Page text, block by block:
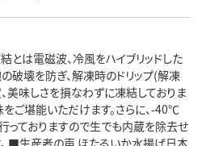
とは電磁波、冷風をハイブリッドした
破壊を防ぎ、解凍時のドリップ(解凍
美味しさを損なわずに凍結しておりま
ご堪能いただけます。さらに、-40℃
ておりますので生でも内蔵を除去せ
■生産者の声 ほたるいか水揚げ日本